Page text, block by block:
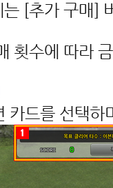
[추가 구매]
횟수에 따라
카드를 선택하